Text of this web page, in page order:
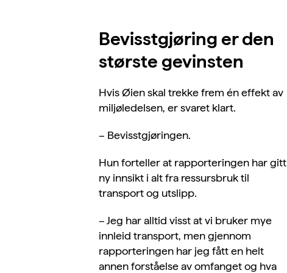
Bevisstgjøring er den
største gevinsten
Hvis Øien skal trekke frem én effekt av
miljøledelsen, er svaret klart.
– Bevisstgjøringen.
Hun forteller at rapporteringen har gitt
ny innsikt i alt fra ressursbruk til
transport og utslipp.
– Jeg har alltid visst at vi bruker mye
innleid transport, men gjennom
rapporteringen har jeg fått en helt
annen forståelse av omfanget og hva